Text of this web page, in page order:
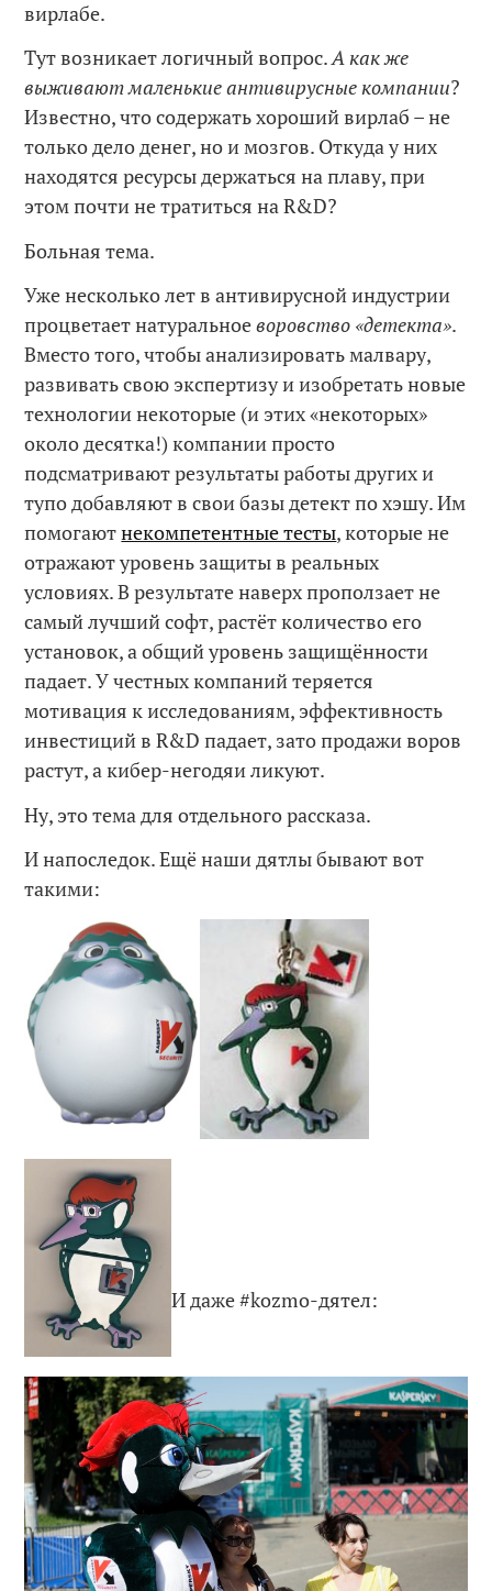
вирлабе.
Тут возникает логичный вопрос.А как же
выживают маленькие антивирусные компании?
Известно, что содержать хороший вирлаб – не
только дело денег, но и мозгов. Откуда у них
находятся ресурсы держаться на плаву, при
этом почти не тратиться на R&D?
Больная тема.
Уже несколько лет в антивирусной индустрии
процветает натуральноеворовство «детекта».
Вместо того, чтобы анализировать малвару,
развивать свою экспертизу и изобретать новые
технологии некоторые (и этих «некоторых»
около десятка!) компании просто
подсматривают результаты работы других и
тупо добавляют в свои базы детект по хэшу. Им
помогаютнекомпетентные тесты, которые не
отражают уровень защиты в реальных
условиях. В результате наверх проползает не
самый лучший софт, растёт количество его
установок, а общий уровень защищённости
падает. У честных компаний теряется
мотивация к исследованиям, эффективность
инвестиций в R&D падает, зато продажи воров
растут, а кибер-негодяи ликуют.
Ну, это тема для отдельного рассказа.
И напоследок. Ещё наши дятлы бывают вот
такими:
И даже #kozmo-дятел: